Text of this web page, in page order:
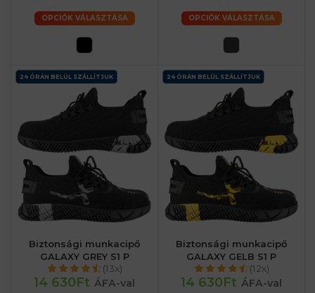
OPCIÓK VÁLASZTÁSA OPCIÓK VÁLASZTÁSA
24 ÓRÁN BELÜL SZÁLLÍTJUK
Biztonsági munkacipő
GALAXY GREY S1 P
(13x)
14 630Ft ÁFA-val
24 ÓRÁN BELÜL SZÁLLÍTJUK
Biztonsági munkacipő
GALAXY GELB S1 P
(12x)
14 630Ft ÁFA-val